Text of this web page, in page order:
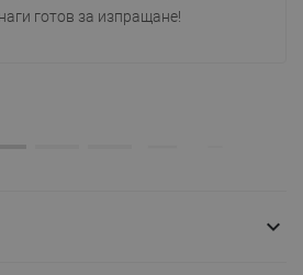
готов за изпращане!
